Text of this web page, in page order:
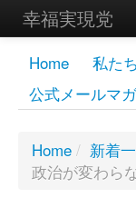
幸福実現党
メンバーズペ
党員
お問い合わせ
Home 私た
公式メールマ
Home / 新着
政治が変わら